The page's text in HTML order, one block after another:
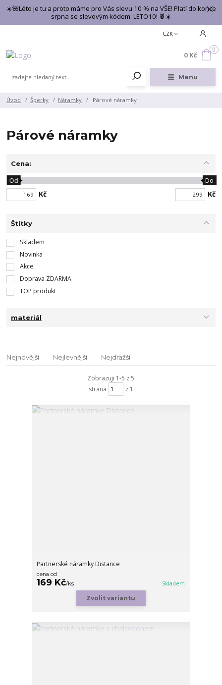
☀️🌺Léto je tu a proto máme pro Vás slevu 10 % na VŠE! Platí do konce
srpna se slevovým kódem: LETO10! 🍍☀️
Menu
CZK
0
0 Kč
Úvod Šperky Náramky Párové náramky
Párové náramky
Cena:
Kč
Od Do
Kč
Štítky
Skladem
Novinka
Akce
Doprava ZDARMA
TOP produkt
materiál
Nejnovější Nejlevnější Nejdražší
Zobrazuji 1-5 z 5
strana
z 1
Partnerské náramky Distance
cena od
169 Kč/ks Skladem
Zvolit variantu